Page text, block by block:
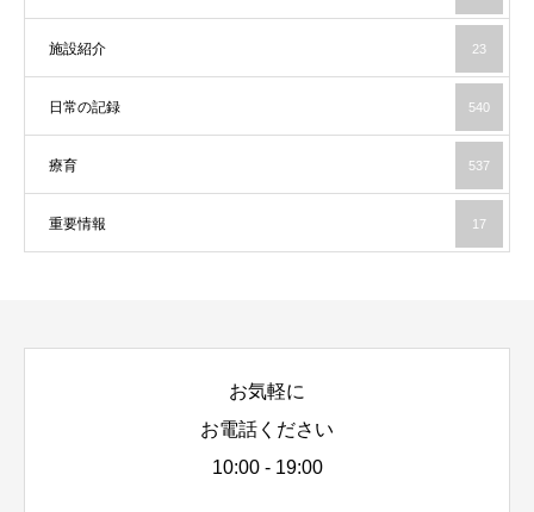
施設紹介 23
日常の記録 540
療育 537
重要情報 17
お気軽に
お電話ください
10:00 - 19:00